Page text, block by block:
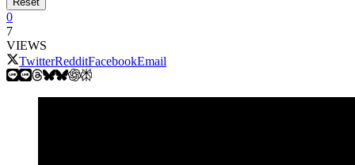
0
7
VIEWS
TwitterRedditFacebookEmail